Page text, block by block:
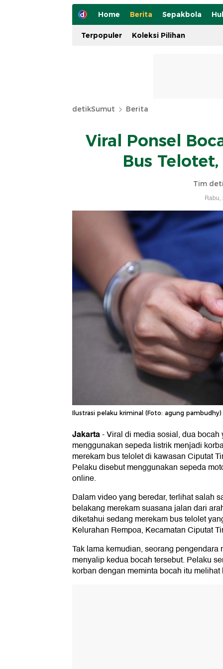
Home Berita Sepakbola
Terpopuler Koleksi Pilihan
detikSumut Berita
Viral Ponsel
Bus
Tim
Rabu,
Ilustrasi pelaku kriminal (Foto: agung pambudhy)
Jakarta-Viral di media sosial, dua
menggunakan sepeda listrik menjadi
merekam bus telolet di kawasan Ciputat
Pelaku disebut menggunakan sepeda
online.
Dalam video yang beredar, terlihat salah
belakang merekam suasana jalan dari
diketahui sedang merekam bus telolet
Kelurahan Rempoa, Kecamatan Ciputat
Tak lama kemudian, seorang pengendara
menyalip kedua bocah tersebut. Pelaku
korban dengan meminta bocah itu melihat